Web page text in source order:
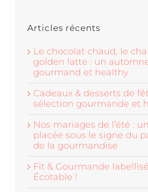
Articles récents
Le chocolat chaud, le
golden latte : un
gourmand et healthy
Cadeaux & desserts de
sélection gourmande et
Nos mariages de l’été :
placée sous le signe du
de la gourmandise
Fit & Gourmande labellisé
Écotable !